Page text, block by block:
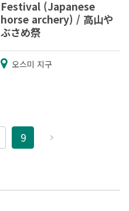
Festival (Japanese
horse archery) / 高山や
ぶさめ祭
오스미 지구
9